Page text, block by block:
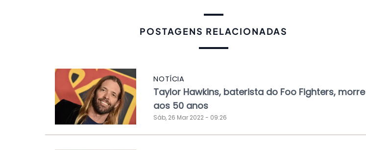
POSTAGENS RELACIONADAS
NOTÍCIA
Taylor Hawkins, baterista do Foo Fighters, morre
aos 50 anos
Sáb, 26 Mar 2022 - 09:26